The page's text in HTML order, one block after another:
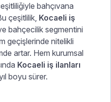
bahçıvana
çeşitlilik, Kocaeli iş
bahçecilik segmentini
geçişlerinde nitelikli
artar. Hem kurumsal
Kocaeli iş ilanları
boyu sürer.